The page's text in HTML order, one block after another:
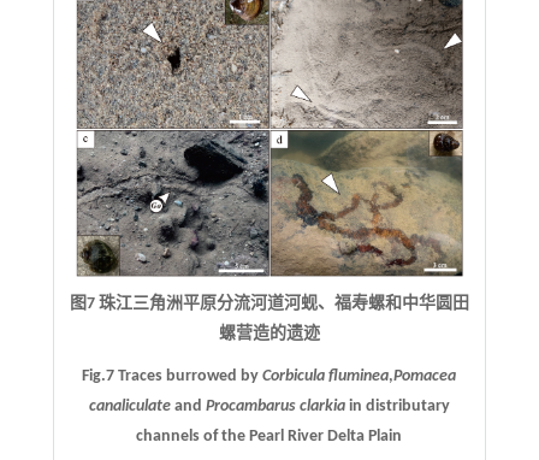
图7 珠江三角洲平原分流河道河蚬、福寿螺和中华圆田
螺营造的遗迹
Fig.7 Traces burrowed byCorbicula fluminea,Pomacea
canaliculateand Procambarus clarkiain distributary
channels of the Pearl River Delta Plain